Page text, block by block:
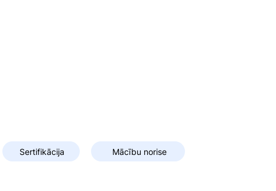
Sertifikācija Mācību norise